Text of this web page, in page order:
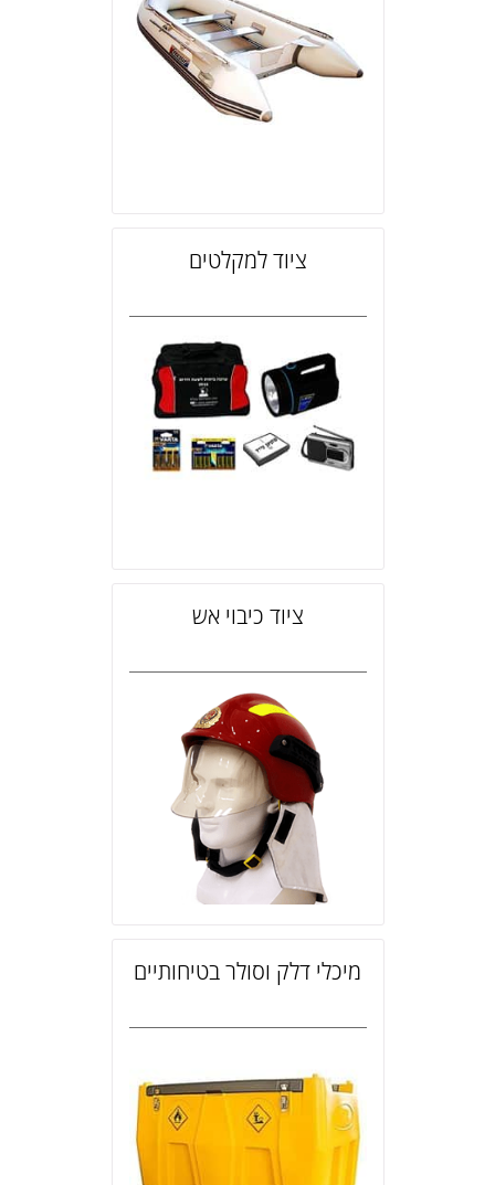
ציוד למקלטים
ציוד כיבוי אש
מיכלי דלק וסולר בטיחותיים